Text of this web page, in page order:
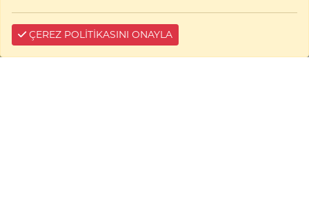
Çerez Bilgi
ÇEREZ POLİTİKASINI ONAYLA